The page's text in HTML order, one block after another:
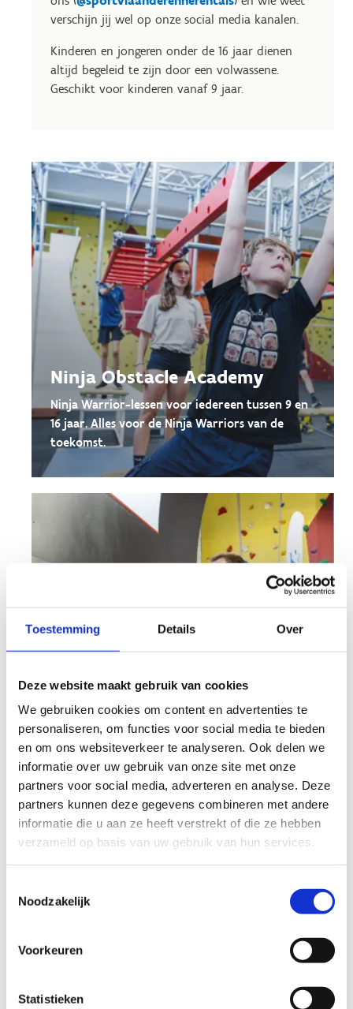
Toestemming Details Over
Deze website maakt gebruik van cookies
We gebruiken cookies om content en advertenties te
personaliseren, om functies voor social media te bieden
en om ons websiteverkeer te analyseren. Ook delen we
informatie over uw gebruik van onze site met onze
partners voor social media, adverteren en analyse. Deze
partners kunnen deze gegevens combineren met andere
informatie die u aan ze heeft verstrekt of die ze hebben
verzameld op basis van uw gebruik van hun services.
Noodzakelijk
Voorkeuren
Statistieken
verschijn jij wel op onze social media kanalen.
Kinderen en jongeren onder de 16 jaar dienen
altijd begeleid te zijn door een volwassene.
Geschikt voor kinderen vanaf 9 jaar.
Ninja Obstacle Academy
Ninja Warrior-lessen voor iedereen tussen 9 en
16 jaar. Alles voor de Ninja Warriors van de
toekomst.
Ninja Coaching
Tijdens Ninja Coaching kan je vrij oefenen én
voorzien we een professionele ninja-begeleider.
Elke dinsdag en zaterdag.